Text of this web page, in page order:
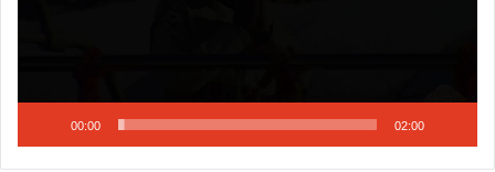
00:00 02:00